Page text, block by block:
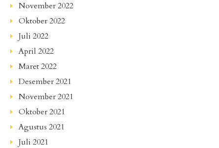
November 2022
Oktober 2022
Juli 2022
April 2022
Maret 2022
Desember 2021
November 2021
Oktober 2021
Agustus 2021
Juli 2021